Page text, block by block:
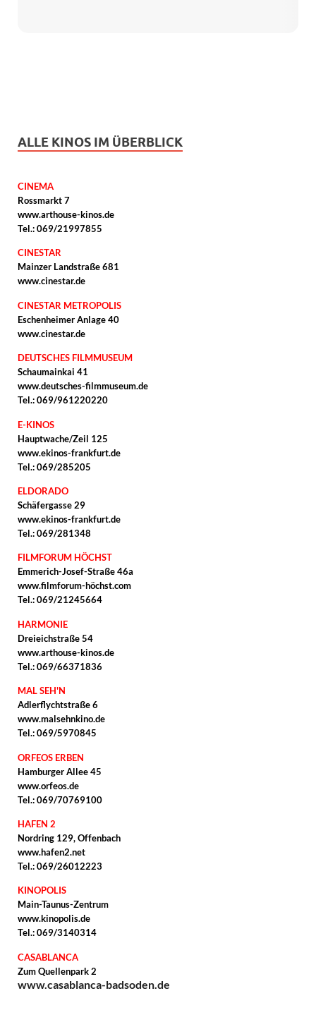
ALLE KINOS IM ÜBERBLICK
CINEMA
Rossmarkt 7
www.arthouse-kinos.de
Tel.: 069/21997855
CINESTAR
Mainzer Landstraße 681
www.cinestar.de
CINESTAR METROPOLIS
Eschenheimer Anlage 40
www.cinestar.de
DEUTSCHES FILMMUSEUM
Schaumainkai 41
www.deutsches-filmmuseum.de
Tel.: 069/961220220
E-KINOS
Hauptwache/Zeil 125
www.ekinos-frankfurt.de
Tel.: 069/285205
ELDORADO
Schäfergasse 29
www.ekinos-frankfurt.de
Tel.: 069/281348
FILMFORUM HÖCHST
Emmerich-Josef-Straße 46a
www.filmforum-höchst.com
Tel.: 069/21245664
HARMONIE
Dreieichstraße 54
www.arthouse-kinos.de
Tel.: 069/66371836
MAL SEH'N
Adlerflychtstraße 6
www.malsehnkino.de
Tel.: 069/5970845
ORFEOS ERBEN
Hamburger Allee 45
www.orfeos.de
Tel.: 069/70769100
HAFEN 2
Nordring 129, Offenbach
www.hafen2.net
Tel.: 069/26012223
KINOPOLIS
Main-Taunus-Zentrum
www.kinopolis.de
Tel.: 069/3140314
CASABLANCA
Zum Quellenpark 2
www.casablanca-badsoden.de